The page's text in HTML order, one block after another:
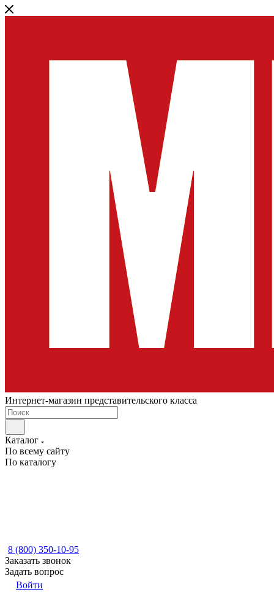
Интернет-магазин представительского класса
Каталог
По всему сайту
По каталогу
8 (800) 350-10-95
Заказать звонок
Задать вопрос
Войти